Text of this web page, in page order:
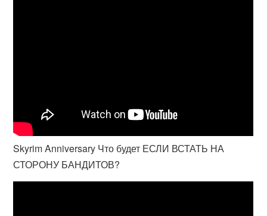
Skyrim Anniversary Что будет ЕСЛИ ВСТАТЬ НА
СТОРОНУ БАНДИТОВ?